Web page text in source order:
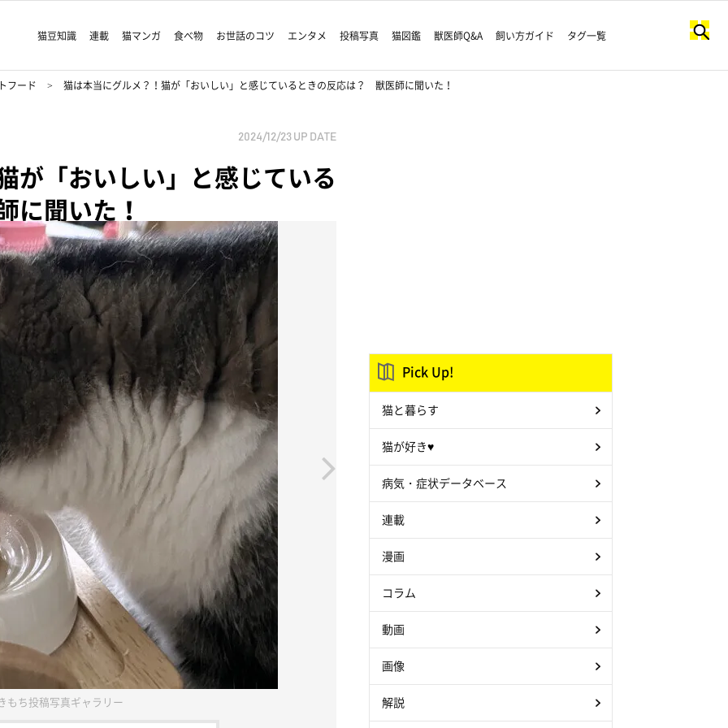
猫豆知識 連載 猫マンガ 食べ物 お世話のコツ エンタメ 投稿写真 猫図鑑 獣医師Q&A 飼い方ガイド タグ一覧
フード 猫は本当にグルメ？！猫が「おいしい」と感じているときの反応は？ 獣医師に聞いた！
2024/12/23 UP DATE
が「おいしい」と感じている
聞いた！
もち投稿写真ギャラリー
Pick Up!
猫と暮らす
猫が好き♥
病気・症状データベース
連載
漫画
コラム
動画
画像
解説